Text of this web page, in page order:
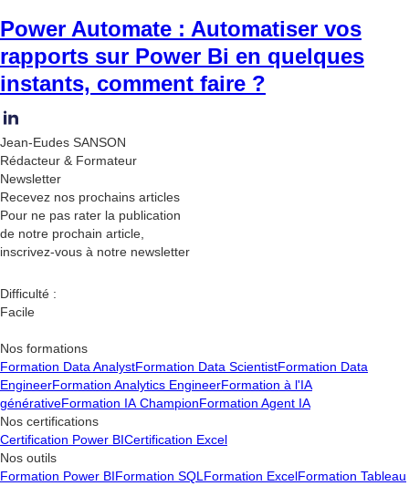
Power Automate : Automatiser vos
rapports sur Power Bi en quelques
instants, comment faire ?
Jean-Eudes SANSON
Rédacteur & Formateur
Newsletter
Recevez nos prochains articles
Pour ne pas rater la publication
de notre prochain article,
inscrivez-vous à notre newsletter
Difficulté :
Facile
Nos formations
Formation Data AnalystFormation Data ScientistFormation Data
EngineerFormation Analytics EngineerFormation à l'IA
générativeFormation IA ChampionFormation Agent IA
Nos certifications
Certification Power BICertification Excel
Nos outils
Formation Power BIFormation SQL Formation ExcelFormation Tableau